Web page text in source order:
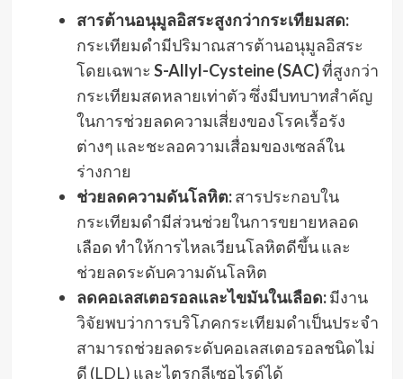
สารต้านอนุมูลอิสระสูงกว่ากระเทียมสด:
กระเทียมดำมีปริมาณสารต้านอนุมูลอิสระ
โดยเฉพาะ S-Allyl-Cysteine (SAC)ที่สูงกว่า
กระเทียมสดหลายเท่าตัว ซึ่งมีบทบาทสำคัญ
ในการช่วยลดความเสี่ยงของโรคเรื้อรัง
ต่างๆ และชะลอความเสื่อมของเซลล์ใน
ร่างกาย
ช่วยลดความดันโลหิต:สารประกอบใน
กระเทียมดำมีส่วนช่วยในการขยายหลอด
เลือด ทำให้การไหลเวียนโลหิตดีขึ้น และ
ช่วยลดระดับความดันโลหิต
ลดคอเลสเตอรอลและไขมันในเลือด:มีงาน
วิจัยพบว่าการบริโภคกระเทียมดำเป็นประจำ
สามารถช่วยลดระดับคอเลสเตอรอลชนิดไม่
ดี (LDL) และไตรกลีเซอไรด์ได้